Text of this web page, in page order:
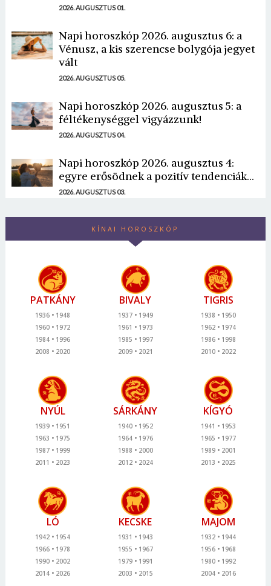
2026. AUGUSZTUS 01.
Napi horoszkóp 2026. augusztus 6: a
Vénusz, a kis szerencse bolygója jegyet
vált
2026. AUGUSZTUS 05.
Napi horoszkóp 2026. augusztus 5: a
féltékenységgel vigyázzunk!
2026. AUGUSZTUS 04.
Napi horoszkóp 2026. augusztus 4:
egyre erősödnek a pozitív tendenciák...
2026. AUGUSZTUS 03.
KÍNAI HOROSZKÓP
PATKÁNY
1936
1948
1960
1972
1984
1996
2008
2020
BIVALY
1937
1949
1961
1973
1985
1997
2009
2021
TIGRIS
1938
1950
1962
1974
1986
1998
2010
2022
NYÚL
1939
1951
1963
1975
1987
1999
2011
2023
SÁRKÁNY
1940
1952
1964
1976
1988
2000
2012
2024
KÍGYÓ
1941
1953
1965
1977
1989
2001
2013
2025
LÓ
1942
1954
1966
1978
1990
2002
2014
2026
KECSKE
1931
1943
1955
1967
1979
1991
2003
2015
MAJOM
1932
1944
1956
1968
1980
1992
2004
2016